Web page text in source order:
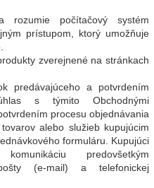
rozumie počítačový systém
prístupom, ktorý umožňuje
zverejnené na stránkach
predávajúceho a potvrdením
s týmito Obchodnými
procesu objednávania
alebo služieb kupujúcim
formuláru. Kupujúci
predovšetkým
(e-mail) a telefonickej